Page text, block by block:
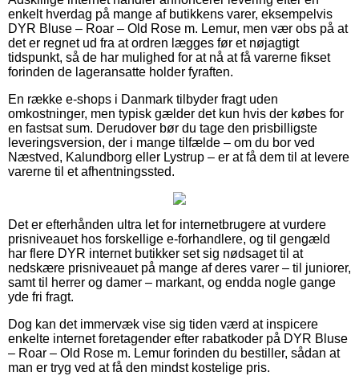
enkelt hverdag på mange af butikkens varer, eksempelvis
DYR Bluse – Roar – Old Rose m. Lemur, men vær obs på at
det er regnet ud fra at ordren lægges før et nøjagtigt
tidspunkt, så de har mulighed for at nå at få varerne fikset
forinden de lageransatte holder fyraften.
En række e-shops i Danmark tilbyder fragt uden
omkostninger, men typisk gælder det kun hvis der købes for
en fastsat sum. Derudover bør du tage den prisbilligste
leveringsversion, der i mange tilfælde – om du bor ved
Næstved, Kalundborg eller Lystrup – er at få dem til at levere
varerne til et afhentningssted.
Det er efterhånden ultra let for internetbrugere at vurdere
prisniveauet hos forskellige e-forhandlere, og til gengæld
har flere DYR internet butikker set sig nødsaget til at
nedskære prisniveauet på mange af deres varer – til juniorer,
samt til herrer og damer – markant, og endda nogle gange
yde fri fragt.
Dog kan det immervæk vise sig tiden værd at inspicere
enkelte internet foretagender efter rabatkoder på DYR Bluse
– Roar – Old Rose m. Lemur forinden du bestiller, sådan at
man er tryg ved at få den mindst kostelige pris.